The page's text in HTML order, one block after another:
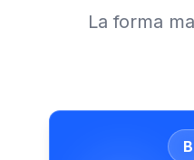
La forma